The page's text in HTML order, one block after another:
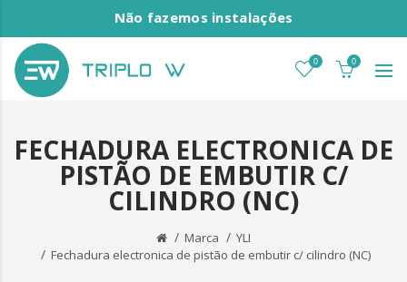
Não fazemos instalações
0 0
FECHADURA ELECTRONICA DE
PISTÃO DE EMBUTIR C/
CILINDRO (NC)
Marca
YLI
Fechadura electronica de pistão de embutir c/ cilindro (NC)